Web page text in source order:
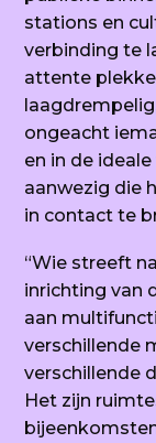
stations en
verbinding te
attente
ongeacht
en in de
aanwezig die
in contact te
“Wie streeft
inrichting van
aan
verschillende
verschillende
Het zijn